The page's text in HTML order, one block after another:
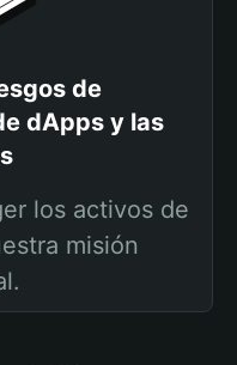
de
dApps y las
los activos de
misión